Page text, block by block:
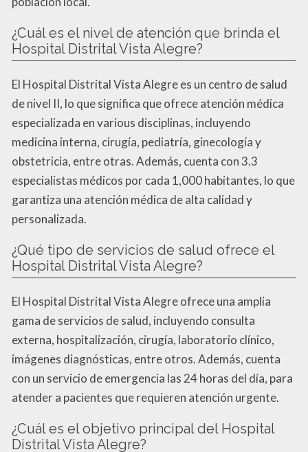
¿Cuál es el nivel de atención que brinda el
Hospital Distrital Vista Alegre?
El Hospital Distrital Vista Alegre es un centro de salud
de nivel II, lo que significa que ofrece atención médica
especializada en various disciplinas, incluyendo
medicina interna, cirugía, pediatría, ginecología y
obstetricia, entre otras. Además, cuenta con 3.3
especialistas médicos por cada 1,000 habitantes, lo que
garantiza una atención médica de alta calidad y
personalizada.
¿Qué tipo de servicios de salud ofrece el
Hospital Distrital Vista Alegre?
El Hospital Distrital Vista Alegre ofrece una amplia
gama de servicios de salud, incluyendo consulta
externa, hospitalización, cirugía, laboratorio clínico,
imágenes diagnósticas, entre otros. Además, cuenta
con un servicio de emergencia las 24 horas del día, para
atender a pacientes que requieren atención urgente.
¿Cuál es el objetivo principal del Hospital
Distrital Vista Alegre?